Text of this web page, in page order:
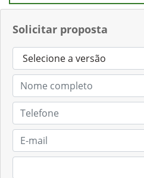
Solicitar proposta